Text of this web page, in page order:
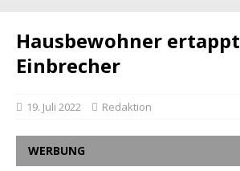
Hausbewohner ertappt
Einbrecher
19. Juli 2022 Redaktion
WERBUNG